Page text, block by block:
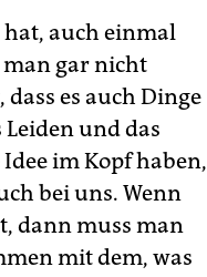
hat, auch einmal
gar nicht
es auch Dinge
und das
im Kopf haben,
bei uns. Wenn
dann muss man
mit dem, was